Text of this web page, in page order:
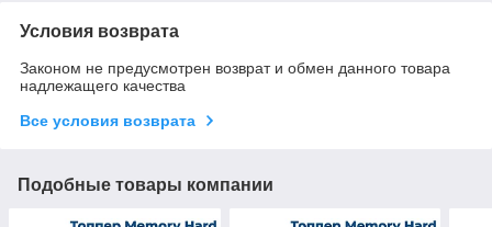
Условия возврата
Законом не предусмотрен возврат и обмен данного товара
надлежащего качества
Все условия возврата
Подобные товары компании